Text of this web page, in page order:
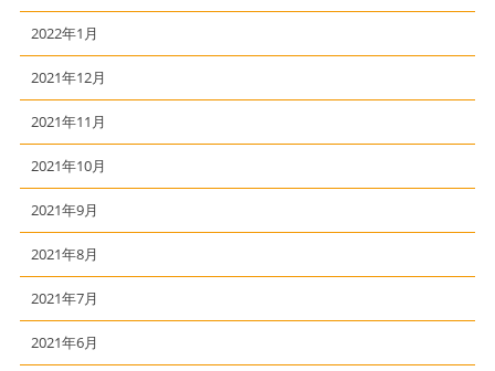
2022年1月
2021年12月
2021年11月
2021年10月
2021年9月
2021年8月
2021年7月
2021年6月